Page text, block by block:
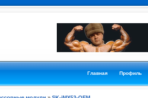
Главная Профиль